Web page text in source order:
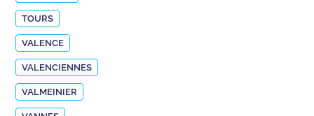
TOURS
VALENCE
VALENCIENNES
VALMEINIER